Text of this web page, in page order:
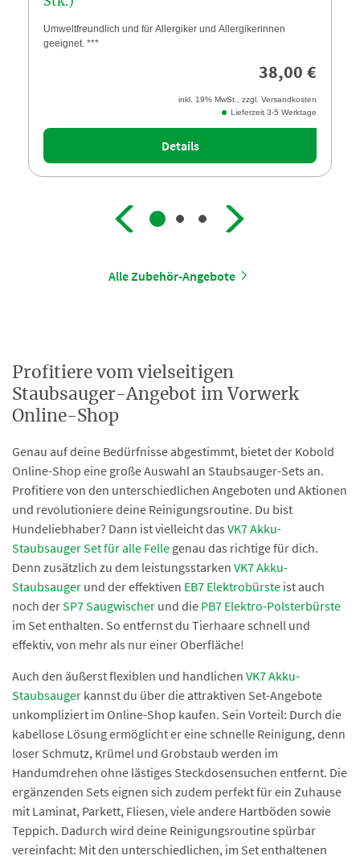
Umweltfreundlich und für Allergiker und Allergikerinnen
geeignet. ***
38,00 €
inkl. 19% MwSt., zzgl. Versandkosten
Lieferzeit 3-5 Werktage
Details
Alle Zubehör-Angebote
Profitiere vom vielseitigen
Staubsauger-Angebot im Vorwerk
Online-Shop
Genau auf deine Bedürfnisse abgestimmt, bietet der Kobold
Online-Shop eine große Auswahl an Staubsauger-Sets an.
Profitiere von den unterschiedlichen Angeboten und Aktionen
und revolutioniere deine Reinigungsroutine. Du bist
Hundeliebhaber? Dann ist vielleicht das VK7 Akku-
Staubsauger Set für alle Felle genau das richtige für dich.
Denn zusätzlich zu dem leistungsstarken VK7 Akku-
Staubsauger und der effektiven EB7 Elektrobürste ist auch
noch derSP7 Saugwischer und die PB7 Elektro-Polsterbürste
im Set enthalten. So entfernst du Tierhaare schnell und
effektiv, von mehr als nur einer Oberfläche!
Auch den äußerst flexiblen und handlichen VK7 Akku-
Staubsauger kannst du über die attraktiven Set-Angebote
unkompliziert im Online-Shop kaufen. Sein Vorteil: Durch die
kabellose Lösung ermöglicht er eine schnelle Reinigung, denn
loser Schmutz, Krümel und Grobstaub werden im
Handumdrehen ohne lästiges Steckdosensuchen entfernt. Die
ergänzenden Sets eignen sich zudem perfekt für ein Zuhause
mit Laminat, Parkett, Fliesen, viele andere Hartböden sowie
Teppich. Dadurch wird deine Reinigungsroutine spürbar
vereinfacht: Mit den unterschiedlichen, im Set enthaltenen